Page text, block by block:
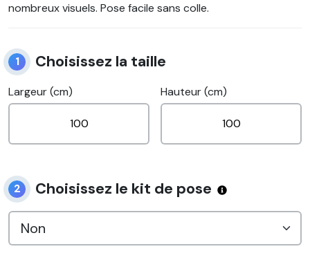
nombreux visuels. Pose facile sans colle.
1 Choisissez la taille
Largeur (cm) Hauteur (cm)
2 Choisissez le kit de pose